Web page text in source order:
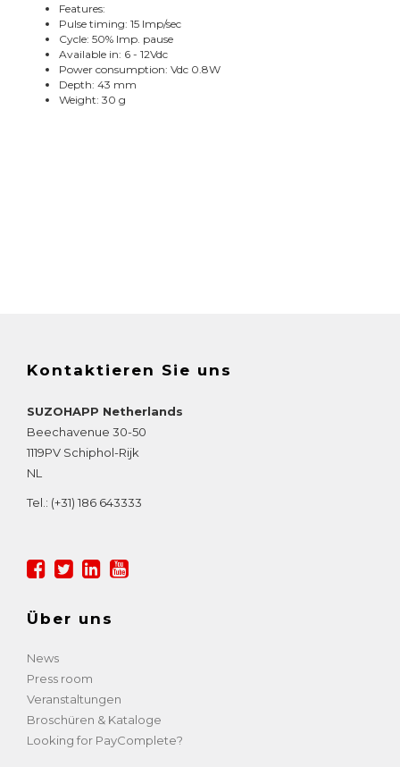
Features:
Pulse timing: 15 Imp/sec
Cycle: 50% Imp. pause
Available in: 6 - 12Vdc
Power consumption: Vdc 0.8W
Depth: 43 mm
Weight: 30 g
Kontaktieren Sie uns
SUZOHAPP Netherlands
Beechavenue 30-50
1119PV Schiphol-Rijk
NL
Tel.: (+31) 186 643333
Über uns
News
Press room
Veranstaltungen
Broschüren & Kataloge
Looking for PayComplete?